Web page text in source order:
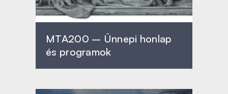
MTA200 – Ünnepi honlap
és programok